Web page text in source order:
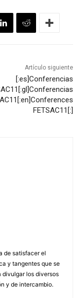
Artículo siguiente
[:es]Conferencias
FETSAC11[:]
de satisfacer el
y tangentes que se
divulgar los diversos
y de intercambio.